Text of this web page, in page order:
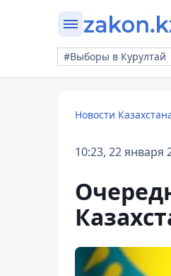
#Выборы в Курултай
Новости
10:23, 22 января